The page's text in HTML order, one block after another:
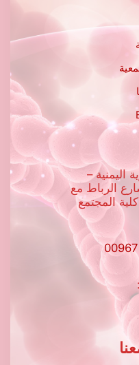
اليمنية –
الرباط مع
كلية المجتمع